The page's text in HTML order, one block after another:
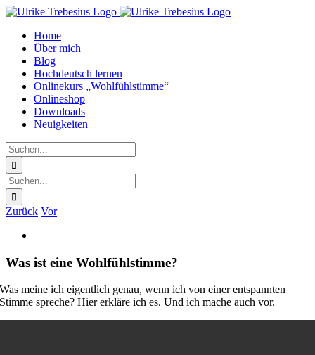
Zum
springenHome
Über mich
Blog
Hochdeutsch lernen
Onlinekurs „Wohlfühlstimme“
Onlineshop
Downloads
Neuigkeiten
Suche
nach:
Suche
nach:
Zurück Vor
Bild
Was ist eine Wohlfühlstimme?
Was meine ich eigentlich genau, wenn ich von einer entspannten
Stimme spreche? Hier erkläre ich es. Und ich mache auch vor.